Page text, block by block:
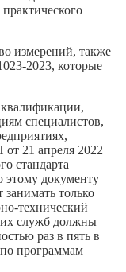
измерений, также
2023, которые
специалистов,
21 апреля 2022
стандарта
этому документу
только
технический
служб должны
раз в пять в
по программам